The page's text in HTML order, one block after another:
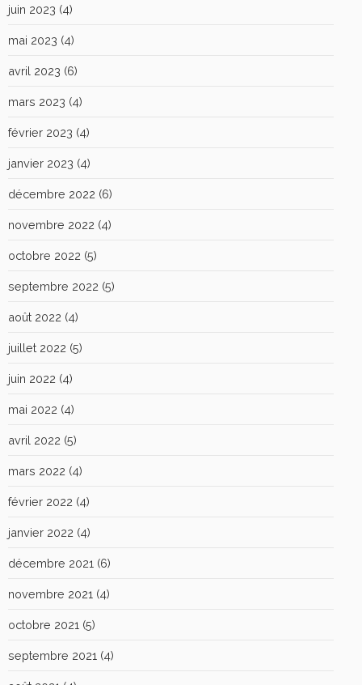
juin 2023 (4)
mai 2023 (4)
avril 2023 (6)
mars 2023 (4)
février 2023 (4)
janvier 2023 (4)
décembre 2022 (6)
novembre 2022 (4)
octobre 2022 (5)
septembre 2022 (5)
août 2022 (4)
juillet 2022 (5)
juin 2022 (4)
mai 2022 (4)
avril 2022 (5)
mars 2022 (4)
février 2022 (4)
janvier 2022 (4)
décembre 2021 (6)
novembre 2021 (4)
octobre 2021 (5)
septembre 2021 (4)